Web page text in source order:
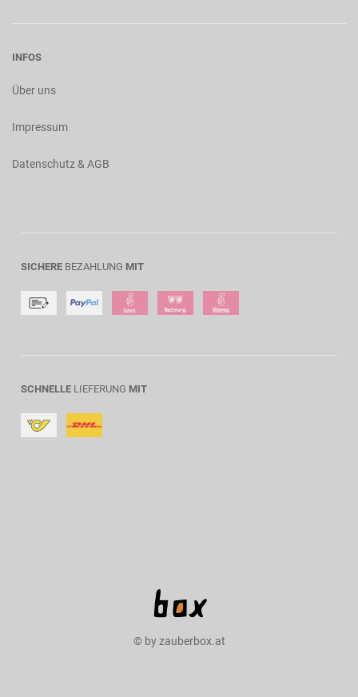
INFOS
Über uns
Impressum
Datenschutz & AGB
SICHERE BEZAHLUNG MIT
SCHNELLE LIEFERUNG MIT
© by zauberbox.at